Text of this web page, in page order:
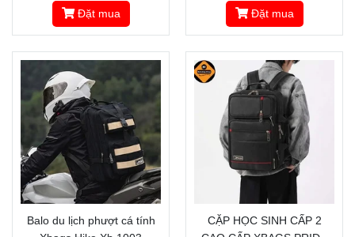
Đặt mua Đặt mua
Balo du lịch phượt cá tính
CẶP HỌC SINH CẤP 2